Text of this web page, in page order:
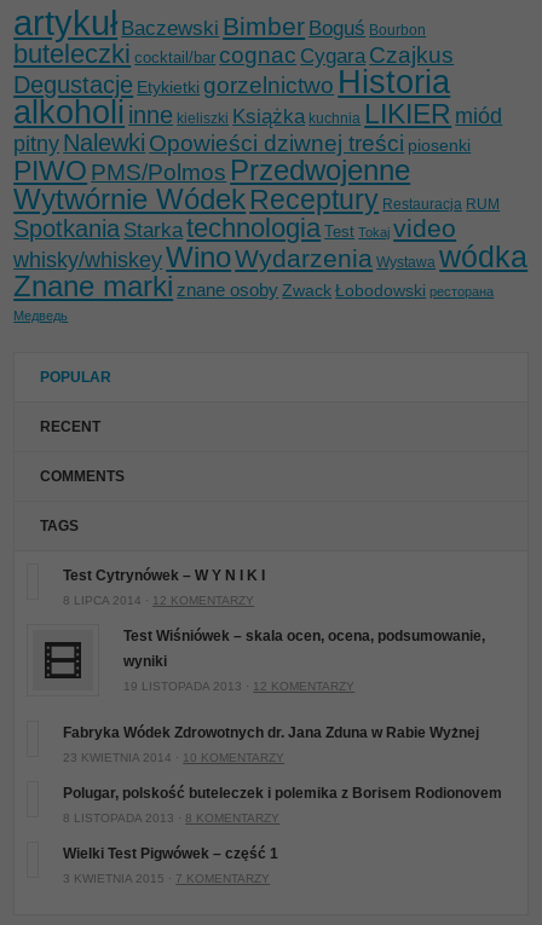
artykułBaczewski Bimber Boguś Bourbon
buteleczki cocktail/bar cognac Cygara Czajkus
Degustacje Etykietki gorzelnictwo Historia
alkoholi inne kieliszki Książka kuchnia LIKIER miód
pitny Nalewki Opowieści dziwnej treści piosenki
PIWO PMS/Polmos Przedwojenne
Wytwórnie WódekReceptury Restauracja RUM
Spotkania Starkatechnologia Test Tokaj video
whisky/whiskeyWinoWydarzenia Wystawa wódka
Znane marki znane osoby Zwack Łobodowski ресторана
Медведь
POPULAR
RECENT
COMMENTS
TAGS
Test Cytrynówek – W Y N I K I
8 LIPCA 2014 · 12 KOMENTARZY
Test Wiśniówek – skala ocen, ocena, podsumowanie,
wyniki
19 LISTOPADA 2013 · 12 KOMENTARZY
Fabryka Wódek Zdrowotnych dr. Jana Zduna w Rabie Wyżnej
23 KWIETNIA 2014 · 10 KOMENTARZY
Polugar, polskość buteleczek i polemika z Borisem Rodionovem
8 LISTOPADA 2013 · 8 KOMENTARZY
Wielki Test Pigwówek – część 1
3 KWIETNIA 2015 · 7 KOMENTARZY